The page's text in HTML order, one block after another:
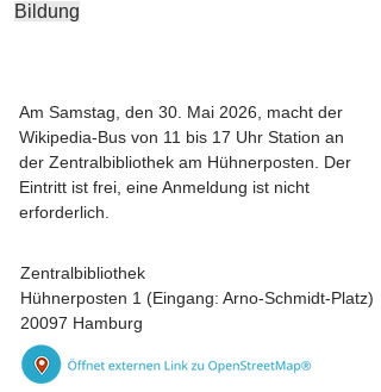
Bildung
Am Samstag, den 30. Mai 2026, macht der
Wikipedia-Bus von 11 bis 17 Uhr Station an
der Zentralbibliothek am Hühnerposten. Der
Eintritt ist frei, eine Anmeldung ist nicht
erforderlich.
Zentralbibliothek
Hühnerposten 1 (Eingang: Arno-Schmidt-Platz)
20097 Hamburg